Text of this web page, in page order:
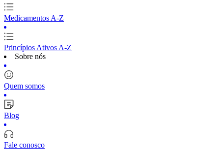
Medicamentos A-Z
Princípios Ativos A-Z
Sobre nós
Quem somos
Blog
Fale conosco